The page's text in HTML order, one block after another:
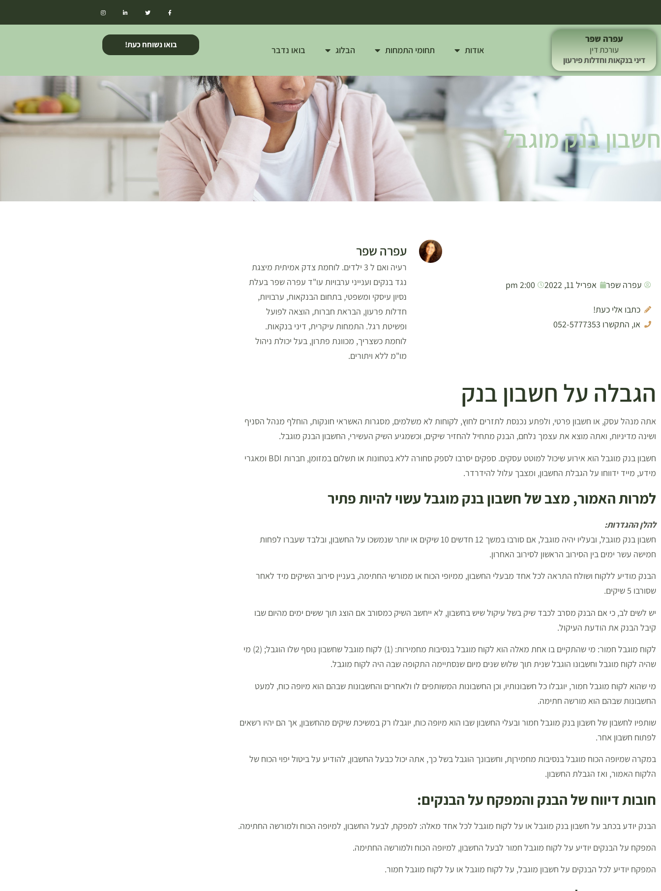
עפרה שפר
עורכת דין
דיני בנקאות וחדלות פירעון
אודות תחומי התמחות הבלוג בואו נדבר בואו נשוחח כעת!
חשבון בנק מוגבל
עפרה שפר אפריל 11, 2022 2:00 pm
כתבו אלי כעת!
או, התקשרו 052-5777353
עפרה שפר
רעיה ואם ל 3 ילדים. לוחמת צדק אמיתית מיצגת
נגד בנקים וענייני ערבויות עו"ד עפרה שפר בעלת
נסיון עיסקי ומשפטי, בתחום הבנקאות, ערבויות,
חדלות פרעון, הבראת חברות, הוצאה לפועל
ופשיטת רגל. התמחות עיקרית, דיני בנקאות.
לוחמת כשצריך, מכוונת פתרון, בעל יכולת ניהול
מו"מ ללא ויתורים.
הגבלה על חשבון בנק
אתה מנהל עסק, או חשבון פרטי, ולפתע נכנסת לתזרים לחוץ, לקוחות לא משלמים, מסגרות האשראי חונקות, הוחלף מנהל הסניף
ושינה מדיניות, ואתה מוצא את עצמך נלחם, הבנק מתחיל להחזיר שיקים, וכשמגיע השיק העשירי, החשבון הבנק מוגבל.
חשבון בנק מוגבל הוא אירוע שיכול למוטט עסקים. ספקים יסרבו לספק סחורה ללא בטחונות או תשלום במזומן, חברות BDI ומאגרי
מידע, מייד ידווחו על הגבלת החשבון, ומצבך עלול להידרדר.
למרות האמור, מצב של חשבון בנק מוגבל עשוי להיות פתיר
להלן ההגדרות:
חשבון בנק מוגבל, ובעליו יהיה מוגבל, אם סורבו במשך 12 חדשים 10 שיקים או יותר שנמשכו על החשבון, ובלבד שעברו לפחות
חמישה עשר ימים בין הסירוב הראשון לסירוב האחרון.
הבנק מודיע ללקוח ושולח התראה לכל אחד מבעלי החשבון, ממיופי הכוח או ממורשי החתימה, בעניין סירוב השיקים מיד לאחר
שסורבו 5 שיקים.
יש לשים לב, כי אם הבנק מסרב לכבד שיק בשל עיקול שיש בחשבון, לא ייחשב השיק כמסורב אם הוצג תוך ששים ימים מהיום שבו
קיבל הבנק את הודעת העיקול.
לקוח מוגבל חמור: מי שהתקיים בו אחת מאלה הוא לקוח מוגבל בנסיבות מחמירות: (1) לקוח מוגבל שחשבון נוסף שלו הוגבל; (2) מי
שהיה לקוח מוגבל וחשבונו הוגבל שנית תוך שלוש שנים מיום שנסתיימה התקופה שבה היה לקוח מוגבל.
מי שהוא לקוח מוגבל חמור, יוגבלו כל חשבונותיו, וכן החשבונות המשותפים לו ולאחרים והחשבונות שבהם הוא מיופה כוח, למעט
החשבונות שבהם הוא מורשה חתימה.
שותפיו לחשבון של חשבון בנק מוגבל חמור ובעלי החשבון שבו הוא מיופה כוח, יוגבלו רק במשיכת שיקים מהחשבון, אך הם יהיו רשאים
לפתוח חשבון אחר.
במקרה שמיופה הכוח מוגבל בנסיבות מחמירןת, וחשבונך הוגבל בשל כך, אתה יכול כבעל החשבון, להודיע על ביטול יפוי הכוח של
הלקוח האמור, ואז הגבלת החשבון.
חובות דיווח של הבנק והמפקח על הבנקים:
הבנק יודע בכתב על חשבון בנק מוגבל או על לקוח מוגבל לכל אחד מאלה: למפקח, לבעל החשבון, למיופה הכוח ולמורשה החתימה.
המפקח על הבנקים יודיע על לקוח מוגבל חמור לבעל החשבון, למיופה הכוח ולמורשה החתימה.
המפקח יודיע לכל הבנקים על חשבון מוגבל, על לקוח מוגבל או על לקוח מוגבל חמור.